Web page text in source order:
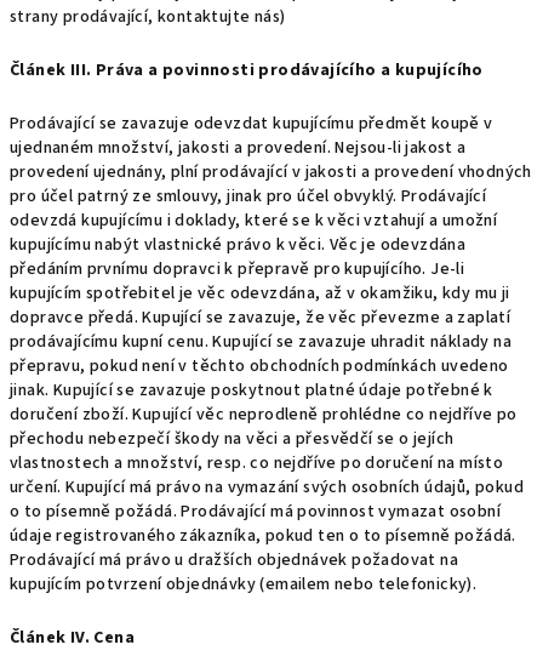
strany prodávající, kontaktujte nás)
Článek III. Práva a povinnosti prodávajícího a kupujícího
Prodávající se zavazuje odevzdat kupujícímu předmět koupě v
ujednaném množství, jakosti a provedení. Nejsou-li jakost a
provedení ujednány, plní prodávající v jakosti a provedení vhodných
pro účel patrný ze smlouvy, jinak pro účel obvyklý. Prodávající
odevzdá kupujícímu i doklady, které se k věci vztahují a umožní
kupujícímu nabýt vlastnické právo k věci. Věc je odevzdána
předáním prvnímu dopravci k přepravě pro kupujícího. Je-li
kupujícím spotřebitel je věc odevzdána, až v okamžiku, kdy mu ji
dopravce předá. Kupující se zavazuje, že věc převezme a zaplatí
prodávajícímu kupní cenu. Kupující se zavazuje uhradit náklady na
přepravu, pokud není v těchto obchodních podmínkách uvedeno
jinak. Kupující se zavazuje poskytnout platné údaje potřebné k
doručení zboží. Kupující věc neprodleně prohlédne co nejdříve po
přechodu nebezpečí škody na věci a přesvědčí se o jejích
vlastnostech a množství, resp. co nejdříve po doručení na místo
určení. Kupující má právo na vymazání svých osobních údajů, pokud
o to písemně požádá. Prodávající má povinnost vymazat osobní
údaje registrovaného zákazníka, pokud ten o to písemně požádá.
Prodávající má právo u dražších objednávek požadovat na
kupujícím potvrzení objednávky (emailem nebo telefonicky).
Článek IV. Cena